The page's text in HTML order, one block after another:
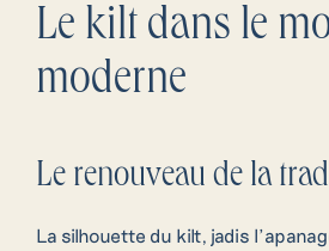
Le kilt dans le
moderne
Le renouveau de la
La silhouette du kilt, jadis